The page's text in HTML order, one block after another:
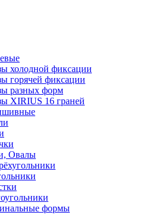
холодной фиксации
горячей фиксации
разных форм
XIRIUS 16 граней
Овалы
формы